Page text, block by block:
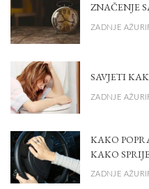
ZNAČENJE
ZADNJE
SAVJETI
ZADNJE
KAKO
KAKO
ZADNJE